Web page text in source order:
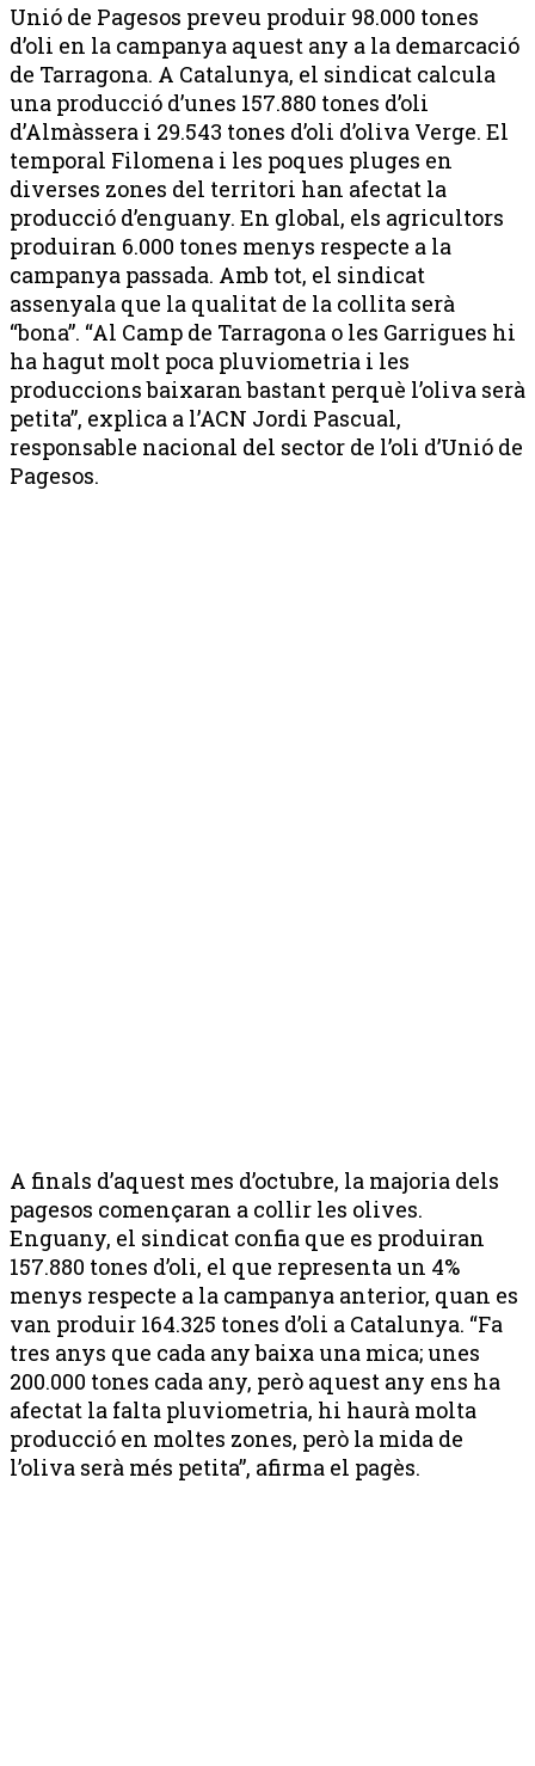
Unió de Pagesos preveu produir 98.000 tones
d’oli en la campanya aquest any a la demarcació
de Tarragona. A Catalunya, el sindicat calcula
una producció d’unes 157.880 tones d’oli
d’Almàssera i 29.543 tones d’oli d’oliva Verge. El
temporal Filomena i les poques pluges en
diverses zones del territori han afectat la
producció d’enguany. En global, els agricultors
produiran 6.000 tones menys respecte a la
campanya passada. Amb tot, el sindicat
assenyala que la qualitat de la collita serà
“bona”. “Al Camp de Tarragona o les Garrigues hi
ha hagut molt poca pluviometria i les
produccions baixaran bastant perquè l’oliva serà
petita”, explica a l’ACN Jordi Pascual,
responsable nacional del sector de l’oli d’Unió de
Pagesos.
A finals d’aquest mes d’octubre, la majoria dels
pagesos començaran a collir les olives.
Enguany, el sindicat confia que es produiran
157.880 tones d’oli, el que representa un 4%
menys respecte a la campanya anterior, quan es
van produir 164.325 tones d’oli a Catalunya. “Fa
tres anys que cada any baixa una mica; unes
200.000 tones cada any, però aquest any ens ha
afectat la falta pluviometria, hi haurà molta
producció en moltes zones, però la mida de
l’oliva serà més petita”, afirma el pagès.